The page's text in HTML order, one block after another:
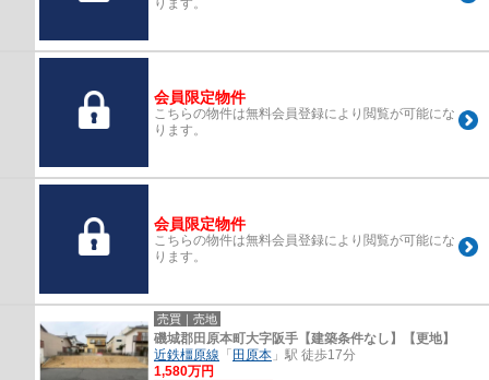
ります。
会員限定物件
こちらの物件は無料会員登録により閲覧が可能にな
ります。
会員限定物件
こちらの物件は無料会員登録により閲覧が可能にな
ります。
売買｜売地
磯城郡田原本町大字阪手【建築条件なし】【更地】
近鉄橿原線 「 田原本 」駅 徒歩17分
1,580万円